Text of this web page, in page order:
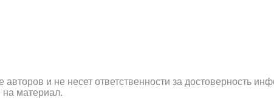
авторов и не несет ответственности за достоверность
на материал.